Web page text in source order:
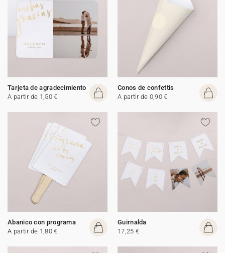
Tarjeta de agradecimiento
A partir de 1,50 €
Conos de confettis
A partir de 0,90 €
Abanico con programa
A partir de 1,80 €
Guirnalda
17,25 €